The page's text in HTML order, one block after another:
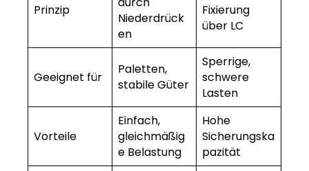
Prinzip
Niederdrück
en
Fixierung
über LC
Geeignet für
Paletten,
stabile Güter
Sperrige,
schwere
Lasten
Vorteile
Einfach,
gleichmäßig
e Belastung
Hohe
Sicherungska
pazität